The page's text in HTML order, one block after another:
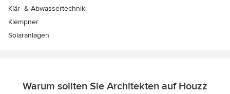
Klär- & Abwassertechnik
Klempner
Solaranlagen
Warum sollten Sie Architekten auf Houzz